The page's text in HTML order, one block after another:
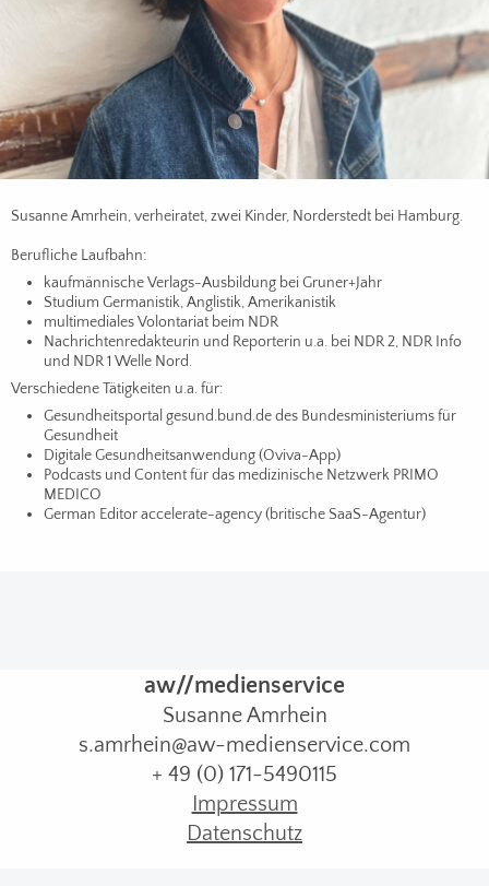
Susanne Amrhein, verheiratet, zwei Kinder, Norderstedt bei Hamburg.
Berufliche Laufbahn:
kaufmännische Verlags-Ausbildung bei Gruner+Jahr
Studium Germanistik, Anglistik, Amerikanistik
multimediales Volontariat beim NDR
Nachrichtenredakteurin und Reporterin u.a. bei NDR 2, NDR Info
und NDR 1 Welle Nord.
Verschiedene Tätigkeiten u.a. für:
Gesundheitsportal gesund.bund.de des Bundesministeriums für
Gesundheit
Digitale Gesundheitsanwendung (Oviva-App)
Podcasts und Content für das medizinische Netzwerk PRIMO
MEDICO
German Editor accelerate-agency (britische SaaS-Agentur)
aw//medienservice
Susanne Amrhein
s.amrhein@aw-medienservice.com
+ 49 (0) 171-5490115
Impressum
Datenschutz